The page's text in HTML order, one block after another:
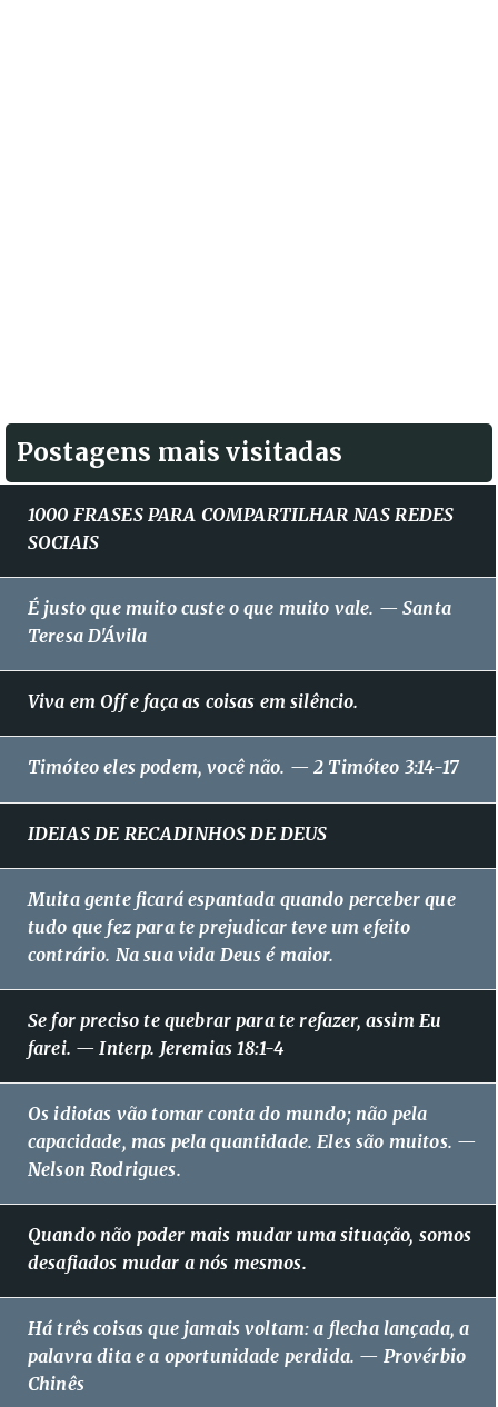
Postagens mais visitadas
1000 FRASES PARA COMPARTILHAR NAS REDES
SOCIAIS
É justo que muito custe o que muito vale. — Santa
Teresa D'Ávila
Viva em Off e faça as coisas em silêncio.
Timóteo eles podem, você não. — 2 Timóteo 3:14-17
IDEIAS DE RECADINHOS DE DEUS
Muita gente ficará espantada quando perceber que
tudo que fez para te prejudicar teve um efeito
contrário. Na sua vida Deus é maior.
Se for preciso te quebrar para te refazer, assim Eu
farei. — Interp. Jeremias 18:1-4
Os idiotas vão tomar conta do mundo; não pela
capacidade, mas pela quantidade. Eles são muitos. —
Nelson Rodrigues.
Quando não poder mais mudar uma situação, somos
desafiados mudar a nós mesmos.
Há três coisas que jamais voltam: a flecha lançada, a
palavra dita e a oportunidade perdida. — Provérbio
Chinês